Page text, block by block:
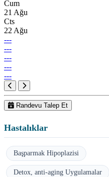
Cum
21 Ağu
Cts
22 Ağu
---
---
---
---
---
Randevu Talep Et
Hastalıklar
Başparmak Hipoplazisi
Detox, anti-aging Uygulamalar